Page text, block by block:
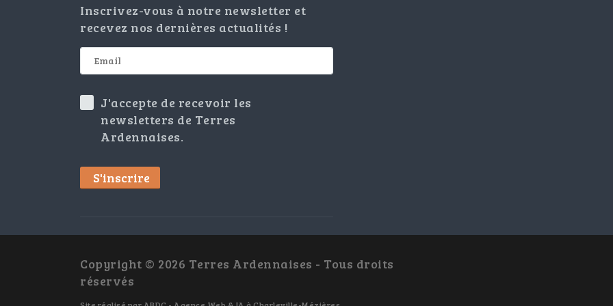
Inscrivez-vous à notre newsletter et
recevez nos dernières actualités !
J'accepte de recevoir les
newsletters de Terres
Ardennaises.
S'inscrire
Copyright © 2026 Terres Ardennaises - Tous droits
réservés